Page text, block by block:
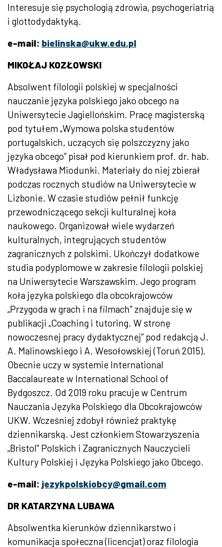
Interesuje się psychologią zdrowia, psychogeriatrią
i glottodydaktyką.
e-mail: bielinska@ukw.edu.pl
MIKOŁAJ KOZŁOWSKI
Absolwent filologii polskiej w specjalności
nauczanie języka polskiego jako obcego na
Uniwersytecie Jagiellońskim. Pracę magisterską
pod tytułem „Wymowa polska studentów
portugalskich, uczących się polszczyzny jako
języka obcego” pisał pod kierunkiem prof. dr. hab.
Władysława Miodunki. Materiały do niej zbierał
podczas rocznych studiów na Uniwersytecie w
Lizbonie. W czasie studiów pełnił funkcję
przewodniczącego sekcji kulturalnej koła
naukowego. Organizował wiele wydarzeń
kulturalnych, integrujących studentów
zagranicznych z polskimi. Ukończył dodatkowe
studia podyplomowe w zakresie filologii polskiej
na Uniwersytecie Warszawskim. Jego program
koła języka polskiego dla obcokrajowców
„Przygoda w grach i na filmach” znajduje się w
publikacji „Coaching i tutoring. W stronę
nowoczesnej pracy dydaktycznej” pod redakcją J.
A. Malinowskiego i A. Wesołowskiej (Toruń 2015).
Obecnie uczy w systemie International
Baccalaureate w International School of
Bydgoszcz. Od 2019 roku pracuje w Centrum
Nauczania Języka Polskiego dla Obcokrajowców
UKW. Wcześniej zdobył również praktykę
dziennikarską. Jest członkiem Stowarzyszenia
„Bristol” Polskich i Zagranicznych Nauczycieli
Kultury Polskiej i Języka Polskiego jako Obcego.
e-mail: jezykpolskiobcy@gmail.com
DR KATARZYNA LUBAWA
Absolwentka kierunków dziennikarstwo i
komunikacja społeczna (licencjat) oraz filologia